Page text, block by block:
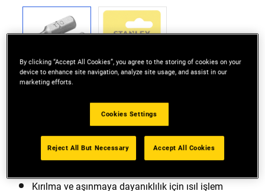
Go to slide 1 Go to slide 2
Kolay saklama için küçük boyutlu kap
Arttırılmış dayanıklılık için menteşeli kapak
Kırılma ve aşınmaya dayanıklılık için ısıl işlem
By clicking “Accept All Cookies”, you agree to the storing of cookies on your
device to enhance site navigation, analyze site usage, and assist in our
marketing efforts.
Cookies Settings
Reject All But Necessary Accept All Cookies